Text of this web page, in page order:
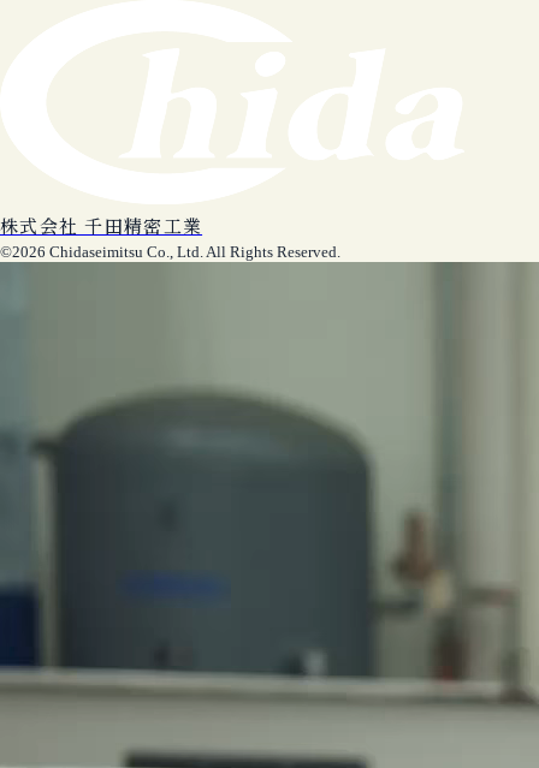
株式会社 千田精密工業
©2026 Chidaseimitsu Co., Ltd. All Rights Reserved.